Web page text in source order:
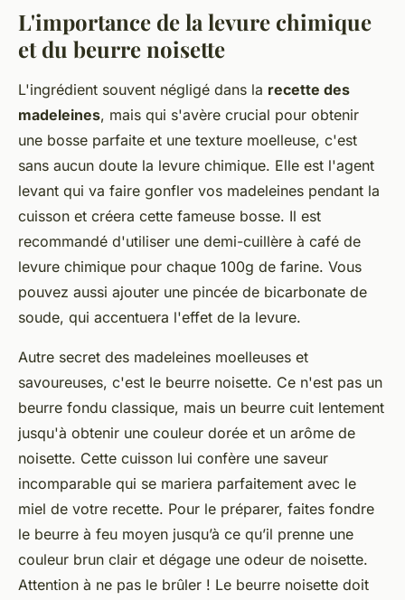
L'importance de la levure chimique
et du beurre noisette
L'ingrédient souvent négligé dans la recette des
madeleines, mais qui s'avère crucial pour obtenir
une bosse parfaite et une texture moelleuse, c'est
sans aucun doute la levure chimique. Elle est l'agent
levant qui va faire gonfler vos madeleines pendant la
cuisson et créera cette fameuse bosse. Il est
recommandé d'utiliser une demi-cuillère à café de
levure chimique pour chaque 100g de farine. Vous
pouvez aussi ajouter une pincée de bicarbonate de
soude, qui accentuera l'effet de la levure.
Autre secret des madeleines moelleuses et
savoureuses, c'est le beurre noisette. Ce n'est pas un
beurre fondu classique, mais un beurre cuit lentement
jusqu'à obtenir une couleur dorée et un arôme de
noisette. Cette cuisson lui confère une saveur
incomparable qui se mariera parfaitement avec le
miel de votre recette. Pour le préparer, faites fondre
le beurre à feu moyen jusqu’à ce qu’il prenne une
couleur brun clair et dégage une odeur de noisette.
Attention à ne pas le brûler ! Le beurre noisette doit